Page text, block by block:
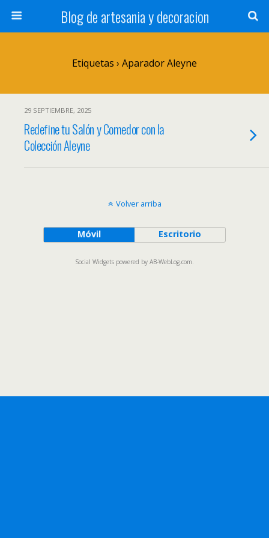
Blog de artesania y decoracion
Etiquetas › Aparador Aleyne
29 SEPTIEMBRE, 2025
Redefine tu Salón y Comedor con la
Colección Aleyne
Volver arriba
Móvil Escritorio
Social Widgets powered by AB-WebLog.com.